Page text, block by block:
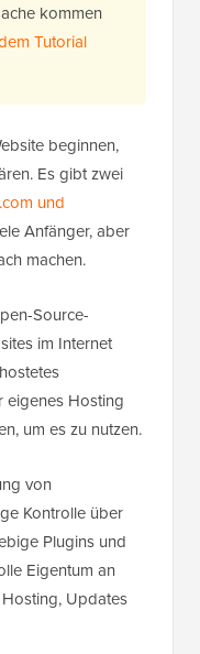
kommen
Tutorial
beginnen,
Es gibt zwei
und
Anfänger, aber
machen.
Source-
im Internet
eigenes Hosting
um es zu nutzen.
von
Kontrolle über
Plugins und
Eigentum an
Updates